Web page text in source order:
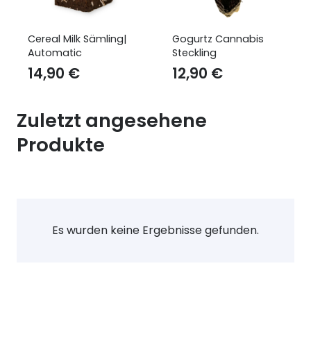
Cereal Milk Sämling|
Automatic
14,90 €
Gogurtz Cannabis
Steckling
12,90 €
Zuletzt angesehene
Produkte
Es wurden keine Ergebnisse gefunden.